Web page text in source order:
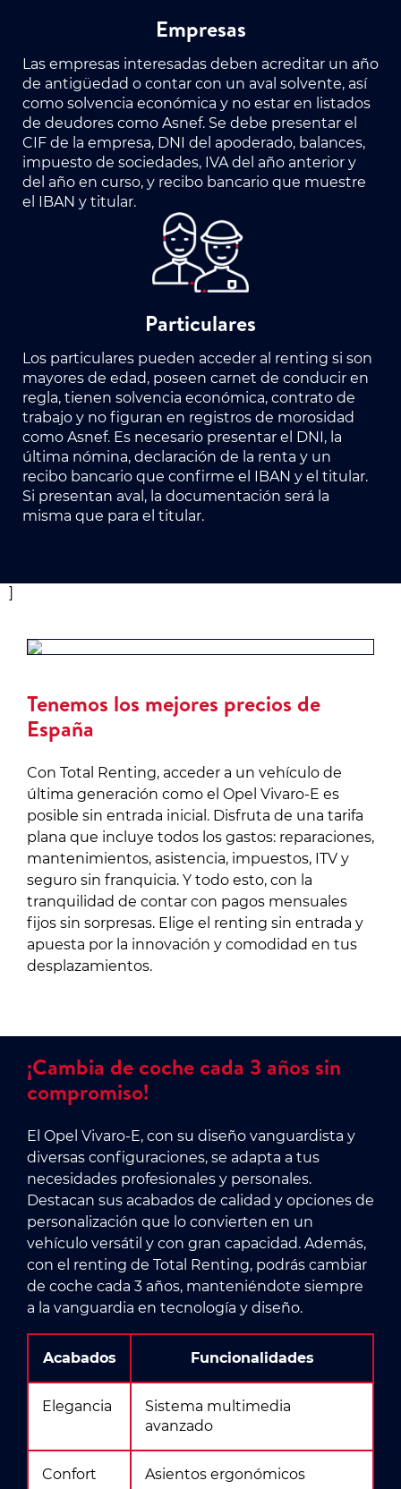
Empresas
Las empresas interesadas deben acreditar un año
de antigüedad o contar con un aval solvente, así
como solvencia económica y no estar en listados
de deudores como Asnef. Se debe presentar el
CIF de la empresa, DNI del apoderado, balances,
impuesto de sociedades, IVA del año anterior y
del año en curso, y recibo bancario que muestre
el IBAN y titular.
Particulares
Los particulares pueden acceder al renting si son
mayores de edad, poseen carnet de conducir en
regla, tienen solvencia económica, contrato de
trabajo y no figuran en registros de morosidad
como Asnef. Es necesario presentar el DNI, la
última nómina, declaración de la renta y un
recibo bancario que confirme el IBAN y el titular.
Si presentan aval, la documentación será la
misma que para el titular.
]
Tenemos los mejores precios de
España
Con Total Renting, acceder a un vehículo de
última generación como el Opel Vivaro-E es
posible sin entrada inicial. Disfruta de una tarifa
plana que incluye todos los gastos: reparaciones,
mantenimientos, asistencia, impuestos, ITV y
seguro sin franquicia. Y todo esto, con la
tranquilidad de contar con pagos mensuales
fijos sin sorpresas. Elige el renting sin entrada y
apuesta por la innovación y comodidad en tus
desplazamientos.
¡Cambia de coche cada 3 años sin
compromiso!
El Opel Vivaro-E, con su diseño vanguardista y
diversas configuraciones, se adapta a tus
necesidades profesionales y personales.
Destacan sus acabados de calidad y opciones de
personalización que lo convierten en un
vehículo versátil y con gran capacidad. Además,
con el renting de Total Renting, podrás cambiar
de coche cada 3 años, manteniéndote siempre
a la vanguardia en tecnología y diseño.
Acabados Funcionalidades
Elegancia
Sistema multimedia
avanzado
Confort Asientos ergonómicos